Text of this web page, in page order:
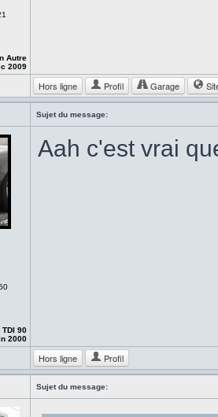
Autre
2009
Hors ligne Profil Garage
Sujet du message:
TDI 90
2000
Aah c'est vrai
Hors ligne Profil
Sujet du message: